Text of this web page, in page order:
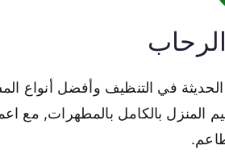
في التنظيف وأفضل أنواع
المنزل بالكامل بالمطهرات, مع